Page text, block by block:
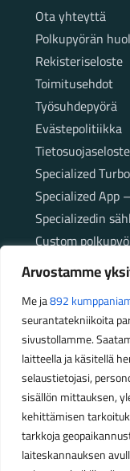
Arvostamme
Me ja892
seurantatekniikoita
sivustollamme.
laitteella ja käsitellä
selaustietojasi,
sisällön mittauksen,
kehittämisen
tarkkoja
laiteskannauksen
SivutOta yhteyttä
Polkupyörän
Rekisteriseloste
Toimitusehdot
Työsuhdepyörä
Evästepolitiikka
Tietosuojaseloste
Specialized
Specialized App
Specializedin
Custom
Fatbikellä
maastossa
Aukioloajat
Talvikauden
Ma-Pe 10-18
La 10-14
Kesäkauden
Ma-Pe 10-18